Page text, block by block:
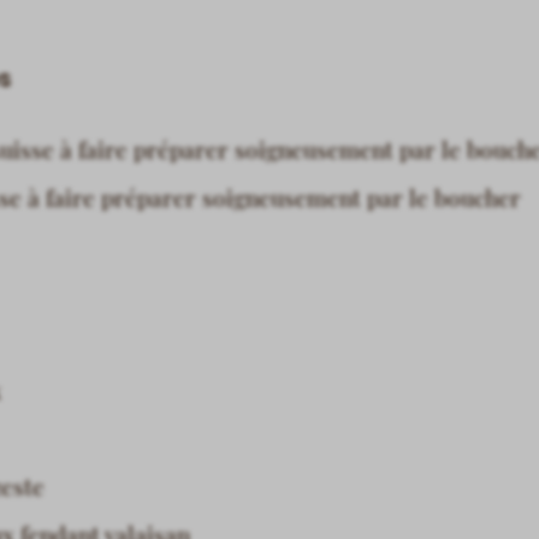
à faire préparer soigneusement par le
à faire préparer soigneusement par le boucher